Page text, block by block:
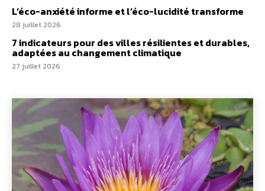
L’éco-anxiété informe et l’éco-lucidité transforme
28 juillet 2026
7 indicateurs pour des villes résilientes et durables,
adaptées au changement climatique
27 juillet 2026